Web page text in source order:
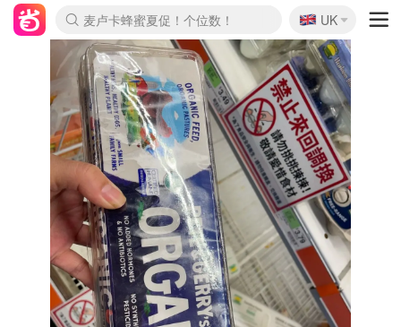
麦卢卡蜂蜜夏促！个位数！
Prada/Miu 4.8折！
啥？必胜客披萨5折！
🇬🇧
UK